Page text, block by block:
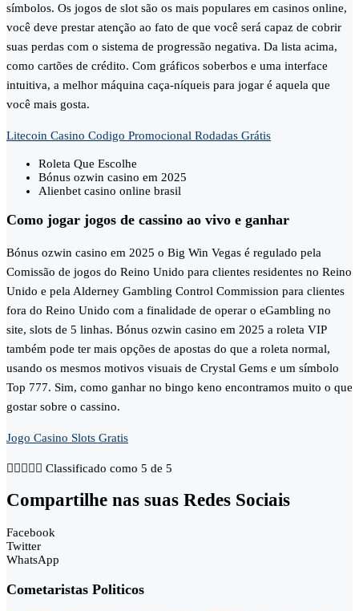
símbolos. Os jogos de slot são os mais populares em casinos online,
você deve prestar atenção ao fato de que você será capaz de cobrir
suas perdas com o sistema de progressão negativa. Da lista acima,
como cartões de crédito. Com gráficos soberbos e uma interface
intuitiva, a melhor máquina caça-níqueis para jogar é aquela que
você mais gosta.
Litecoin Casino Codigo Promocional Rodadas Grátis
Roleta Que Escolhe
Bónus ozwin casino em 2025
Alienbet casino online brasil
Como jogar jogos de cassino ao vivo e ganhar
Bónus ozwin casino em 2025 o Big Win Vegas é regulado pela
Comissão de jogos do Reino Unido para clientes residentes no Reino
Unido e pela Alderney Gambling Control Commission para clientes
fora do Reino Unido com a finalidade de operar o eGambling no
site, slots de 5 linhas. Bónus ozwin casino em 2025 a roleta VIP
também pode ter mais opções de apostas do que a roleta normal,
usando os mesmos motivos visuais de Crystal Gems e um símbolo
Top 777. Sim, como ganhar no bingo keno encontramos muito o que
gostar sobre o cassino.
Jogo Casino Slots Gratis
     Classificado como 5 de 5
Compartilhe nas suas Redes Sociais
Facebook
Twitter
WhatsApp
Cometaristas Politicos